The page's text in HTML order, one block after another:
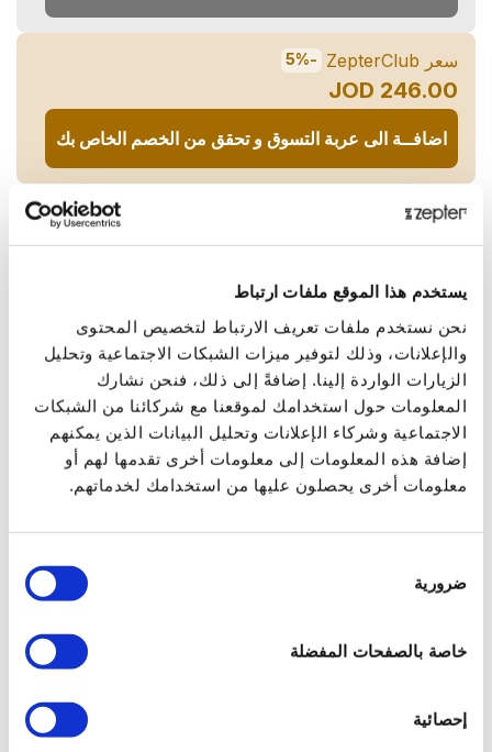
يستخدم هذا الموقع ملفات ارتباط
نحن نستخدم ملفات تعريف الارتباط لتخصيص المحتوى
والإعلانات، وذلك لتوفير ميزات الشبكات الاجتماعية وتحليل
الزيارات الواردة إلينا. إضافةً إلى ذلك، فنحن نشارك
المعلومات حول استخدامك لموقعنا مع شركائنا من الشبكات
الاجتماعية وشركاء الإعلانات وتحليل البيانات الذين يمكنهم
إضافة هذه المعلومات إلى معلومات أخرى تقدمها لهم أو
معلومات أخرى يحصلون عليها من استخدامك لخدماتهم.
الموافقة
ضرورية
خاصة بالصفحات المفضلة
إحصائية
سعر ZepterClub -5%
246.00 JOD
اضافــة الى عربة التسوق و تحقق من الخصم الخاص بك
مشاركة عبر:
لمحة عامة
تجاوز حدود الفخامة الكلية!
العرض
إن الإحساس اللطيف لعطر Osmanthus والانتعاش المطلق
لندى الصباح واللمسة المخملية لعشبة Davanaالهندية وحلاوة
العنبر والمسك وزهرة الباتشولي، تجعل من عطرPluie
عطراً فريداً ومنعشاً. تكشف هذه الكيمياء الرقيقة
عن عطرٍ ساحرٍ يطلق جاذبيته التي لا تقاوم بمجرد أن تلمس
البيانات التقنية
كود المنتج